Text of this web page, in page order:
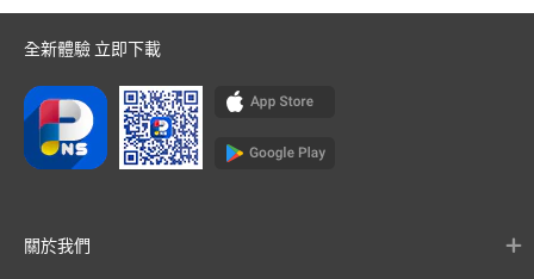
全新體驗 立即下載
關於我們